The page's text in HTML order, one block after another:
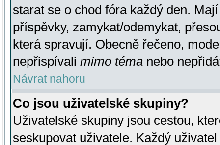
starat se o chod fóra každý den.
příspěvky, zamykat/odemykat,
která spravují. Obecně řečeno,
nepřispívali mimo téma nebo
Návrat nahoru
Co jsou uživatelské skupiny?
Uživatelské skupiny jsou cestou,
seskupovat uživatele. Každý